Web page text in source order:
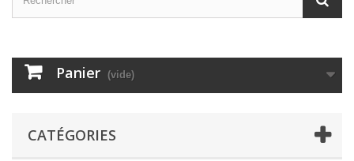
Panier (vide)
CATÉGORIES